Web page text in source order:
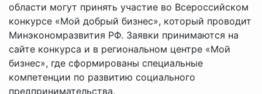
области могут принять участие во Всероссийском
конкурсе «Мой добрый бизнес», который проводит
Минэкономразвития РФ. Заявки принимаются на
сайте конкурса и в региональном центре «Мой
бизнес», где сформированы специальные
компетенции по развитию социального
предпринимательства.